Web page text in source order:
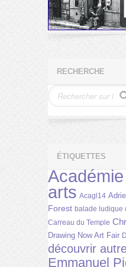
RECHERCHE
ÉTIQUETTES
arts Acagl14
Forest balade ludique
Carreau du Temple
Drawing Now Art Fair
découvrir
Emmanuel